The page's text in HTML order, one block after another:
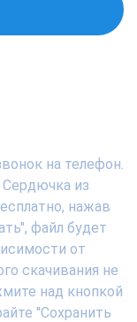
на телефон.
Сердючка из
нажав
файл будет
от
скачивания не
над кнопкой
"Сохранить